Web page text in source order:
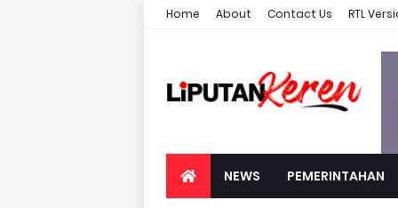
Home About Contact Us RTL
NEWS PEMERINTAHAN